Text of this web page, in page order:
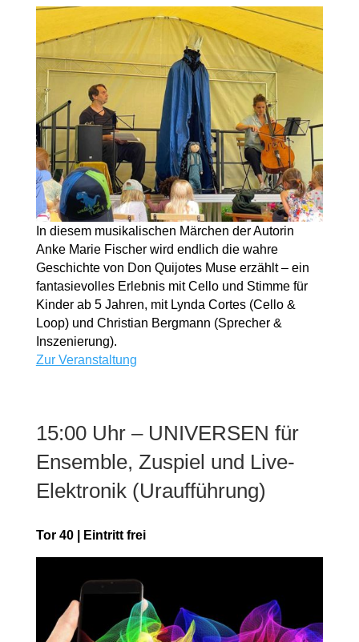
In diesem musikalischen Märchen der Autorin
Anke Marie Fischer wird endlich die wahre
Geschichte von Don Quijotes Muse erzählt – ein
fantasievolles Erlebnis mit Cello und Stimme für
Kinder ab 5 Jahren, mit Lynda Cortes (Cello &
Loop) und Christian Bergmann (Sprecher &
Inszenierung).
Zur Veranstaltung
15:00 Uhr – UNIVERSEN für
Ensemble, Zuspiel und Live-
Elektronik (Uraufführung)
Tor 40 | Eintritt frei